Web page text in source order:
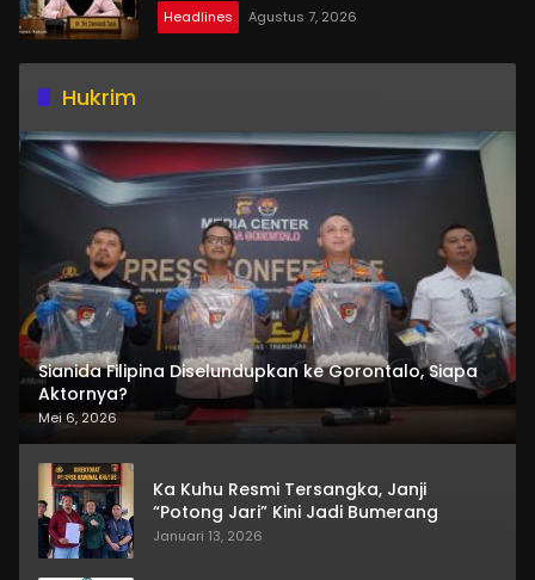
Headlines Agustus 7, 2026
Hukrim
Sianida Filipina Diselundupkan ke Gorontalo, Siapa
Aktornya?
Mei 6, 2026
Ka Kuhu Resmi Tersangka, Janji
“Potong Jari” Kini Jadi Bumerang
Januari 13, 2026